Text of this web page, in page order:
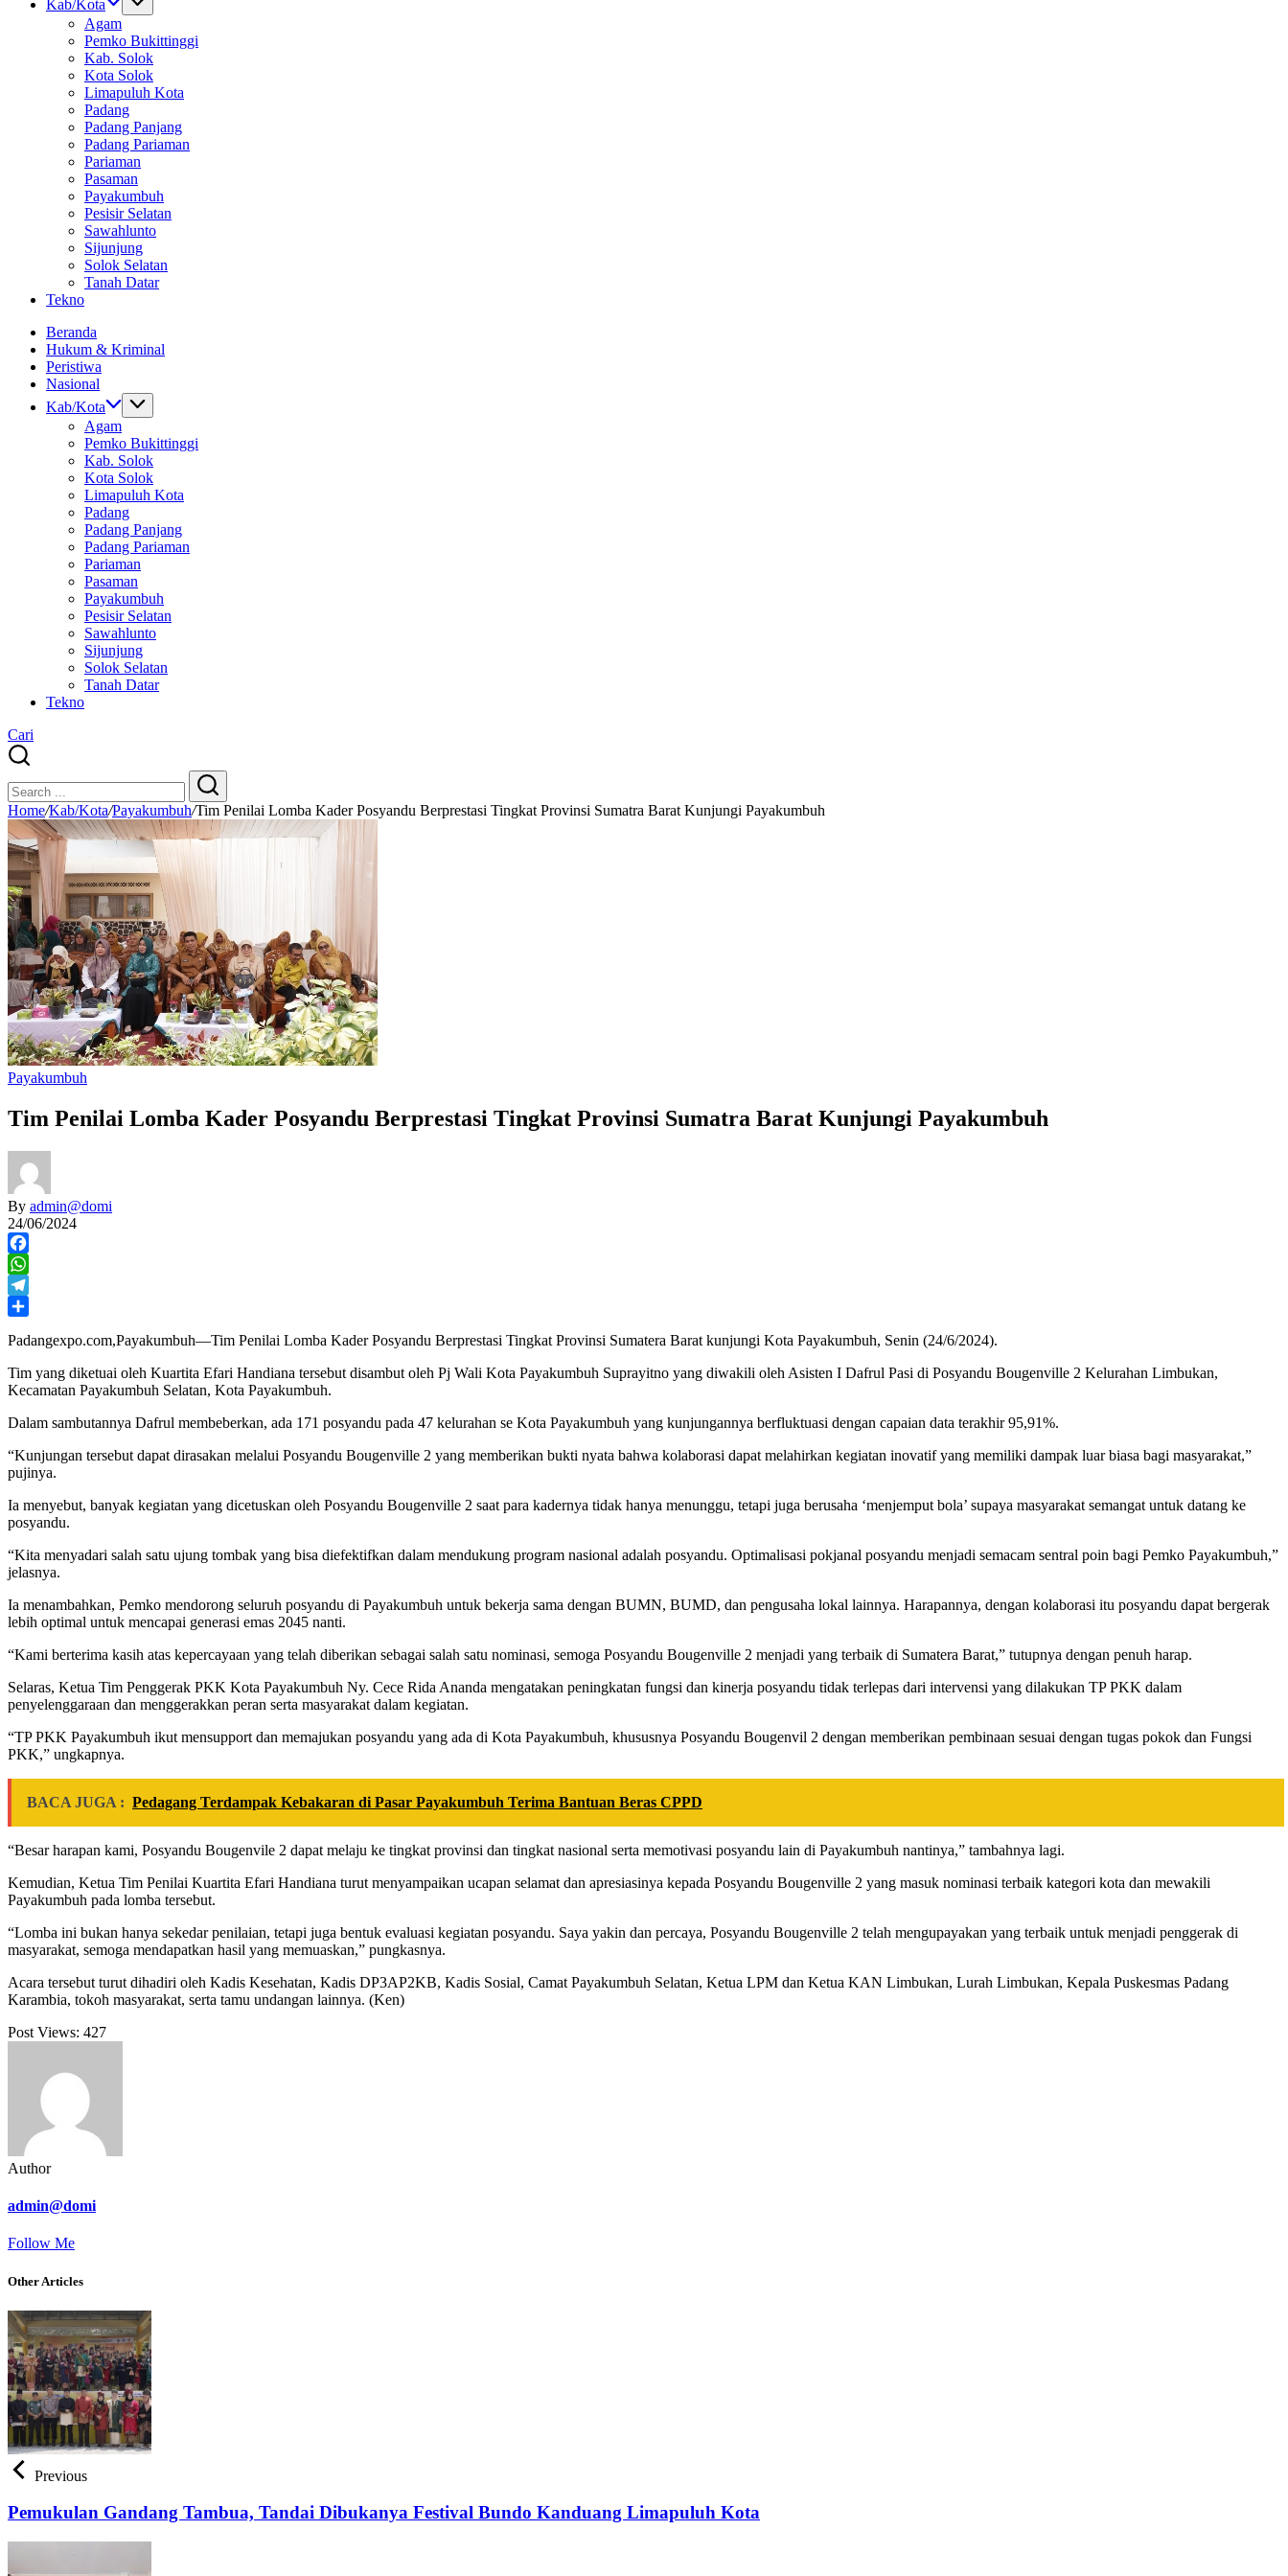
Kab/Kota
Agam
Pemko Bukittinggi
Kab. Solok
Kota Solok
Limapuluh Kota
Padang
Padang Panjang
Padang Pariaman
Pariaman
Pasaman
Payakumbuh
Pesisir Selatan
Sawahlunto
Sijunjung
Solok Selatan
Tanah Datar
Tekno
Beranda
Hukum & Kriminal
Peristiwa
Nasional
Kab/Kota
Agam
Pemko Bukittinggi
Kab. Solok
Kota Solok
Limapuluh Kota
Padang
Padang Panjang
Padang Pariaman
Pariaman
Pasaman
Payakumbuh
Pesisir Selatan
Sawahlunto
Sijunjung
Solok Selatan
Tanah Datar
Tekno
Cari
Search
Search
Home/Kab/Kota/Payakumbuh/Tim Penilai Lomba Kader Posyandu Berprestasi Tingkat Provinsi Sumatra Barat Kunjungi Payakumbuh
Payakumbuh
Tim Penilai Lomba Kader Posyandu Berprestasi Tingkat Provinsi Sumatra Barat Kunjungi Payakumbuh
By admin@domi
24/06/2024
Facebook
WhatsApp
Telegram
Padangexpo.com,Payakumbuh—Tim Penilai Lomba Kader Posyandu Berprestasi Tingkat Provinsi Sumatera Barat kunjungi Kota Payakumbuh, Senin (24/6/2024).
Tim yang diketuai oleh Kuartita Efari Handiana tersebut disambut oleh Pj Wali Kota Payakumbuh Suprayitno yang diwakili oleh Asisten I Dafrul Pasi di Posyandu Bougenville 2 Kelurahan Limbukan,
Kecamatan Payakumbuh Selatan, Kota Payakumbuh.
Dalam sambutannya Dafrul membeberkan, ada 171 posyandu pada 47 kelurahan se Kota Payakumbuh yang kunjungannya berfluktuasi dengan capaian data terakhir 95,91%.
“Kunjungan tersebut dapat dirasakan melalui Posyandu Bougenville 2 yang memberikan bukti nyata bahwa kolaborasi dapat melahirkan kegiatan inovatif yang memiliki dampak luar biasa bagi masyarakat,”
pujinya.
Ia menyebut, banyak kegiatan yang dicetuskan oleh Posyandu Bougenville 2 saat para kadernya tidak hanya menunggu, tetapi juga berusaha ‘menjemput bola’ supaya masyarakat semangat untuk datang ke
posyandu.
“Kita menyadari salah satu ujung tombak yang bisa diefektifkan dalam mendukung program nasional adalah posyandu. Optimalisasi pokjanal posyandu menjadi semacam sentral poin bagi Pemko Payakumbuh,”
jelasnya.
Ia menambahkan, Pemko mendorong seluruh posyandu di Payakumbuh untuk bekerja sama dengan BUMN, BUMD, dan pengusaha lokal lainnya. Harapannya, dengan kolaborasi itu posyandu dapat bergerak
lebih optimal untuk mencapai generasi emas 2045 nanti.
“Kami berterima kasih atas kepercayaan yang telah diberikan sebagai salah satu nominasi, semoga Posyandu Bougenville 2 menjadi yang terbaik di Sumatera Barat,” tutupnya dengan penuh harap.
Selaras, Ketua Tim Penggerak PKK Kota Payakumbuh Ny. Cece Rida Ananda mengatakan peningkatan fungsi dan kinerja posyandu tidak terlepas dari intervensi yang dilakukan TP PKK dalam
penyelenggaraan dan menggerakkan peran serta masyarakat dalam kegiatan.
“TP PKK Payakumbuh ikut mensupport dan memajukan posyandu yang ada di Kota Payakumbuh, khususnya Posyandu Bougenvil 2 dengan memberikan pembinaan sesuai dengan tugas pokok dan Fungsi
PKK,” ungkapnya.
BACA JUGA : Pedagang Terdampak Kebakaran di Pasar Payakumbuh Terima Bantuan Beras CPPD
“Besar harapan kami, Posyandu Bougenvile 2 dapat melaju ke tingkat provinsi dan tingkat nasional serta memotivasi posyandu lain di Payakumbuh nantinya,” tambahnya lagi.
Kemudian, Ketua Tim Penilai Kuartita Efari Handiana turut menyampaikan ucapan selamat dan apresiasinya kepada Posyandu Bougenville 2 yang masuk nominasi terbaik kategori kota dan mewakili
Payakumbuh pada lomba tersebut.
“Lomba ini bukan hanya sekedar penilaian, tetapi juga bentuk evaluasi kegiatan posyandu. Saya yakin dan percaya, Posyandu Bougenville 2 telah mengupayakan yang terbaik untuk menjadi penggerak di
masyarakat, semoga mendapatkan hasil yang memuaskan,” pungkasnya.
Acara tersebut turut dihadiri oleh Kadis Kesehatan, Kadis DP3AP2KB, Kadis Sosial, Camat Payakumbuh Selatan, Ketua LPM dan Ketua KAN Limbukan, Lurah Limbukan, Kepala Puskesmas Padang
Karambia, tokoh masyarakat, serta tamu undangan lainnya. (Ken)
Post Views: 427
Author
admin@domi
Follow Me
Other Articles
Previous
Pemukulan Gandang Tambua, Tandai Dibukanya Festival Bundo Kanduang Limapuluh Kota